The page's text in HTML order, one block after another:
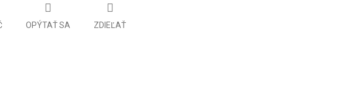
OPÝTAŤ SA ZDIEĽAŤ